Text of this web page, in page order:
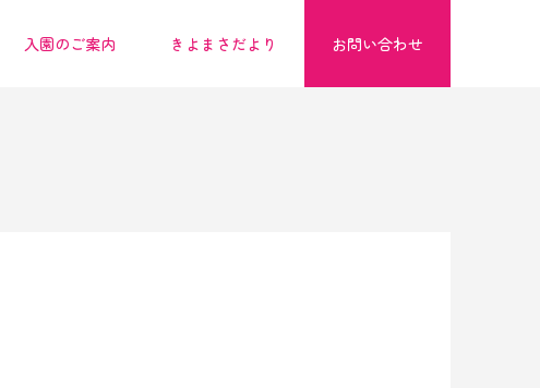
入園のご案内 きよまさだより お問い合わせ